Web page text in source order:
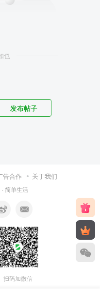
也
发布帖子
告合作 关于我们
简单生活
扫码加微信